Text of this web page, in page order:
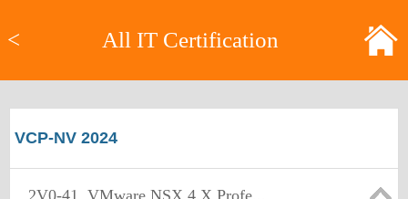
< All IT Certification
VCP-NV 2024
2V0-41 VMware NSX 4.X Profe...